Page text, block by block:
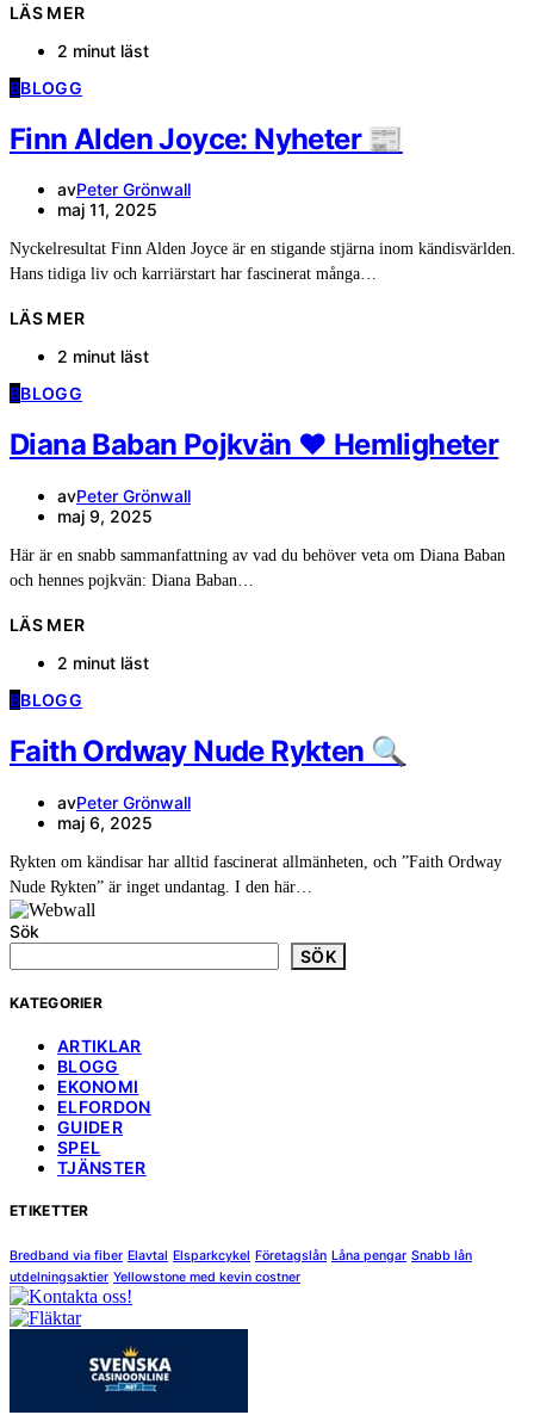
LÄS MER
2 minut läst
BBLOGG
Finn Alden Joyce: Nyheter 📰
avPeter Grönwall
maj 11, 2025
Nyckelresultat Finn Alden Joyce är en stigande stjärna inom kändisvärlden.
Hans tidiga liv och karriärstart har fascinerat många…
LÄS MER
2 minut läst
BBLOGG
Diana Baban Pojkvän ❤️ Hemligheter
avPeter Grönwall
maj 9, 2025
Här är en snabb sammanfattning av vad du behöver veta om Diana Baban
och hennes pojkvän: Diana Baban…
LÄS MER
2 minut läst
BBLOGG
Faith Ordway Nude Rykten 🔍
avPeter Grönwall
maj 6, 2025
Rykten om kändisar har alltid fascinerat allmänheten, och ”Faith Ordway
Nude Rykten” är inget undantag. I den här…
Sök
SÖK
KATEGORIER
ARTIKLAR
BLOGG
EKONOMI
ELFORDON
GUIDER
SPEL
TJÄNSTER
ETIKETTER
Bredband via fiber Elavtal Elsparkcykel Företagslån Låna pengar Snabb lån
utdelningsaktier Yellowstone med kevin costner